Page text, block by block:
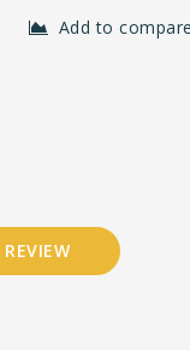
Add to
REVIEW